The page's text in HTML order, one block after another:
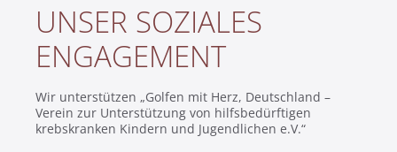
UNSER SOZIALES
ENGAGEMENT
Wir unterstützen „Golfen mit Herz, Deutschland –
Verein zur Unterstützung von hilfsbedürftigen
krebskranken Kindern und Jugendlichen e.V.“